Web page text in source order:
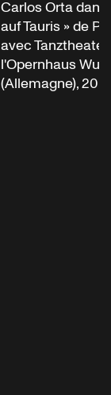
Carlos Orta dans
auf Tauris » de
avec
l'Opernhaus
(Allemagne), 20